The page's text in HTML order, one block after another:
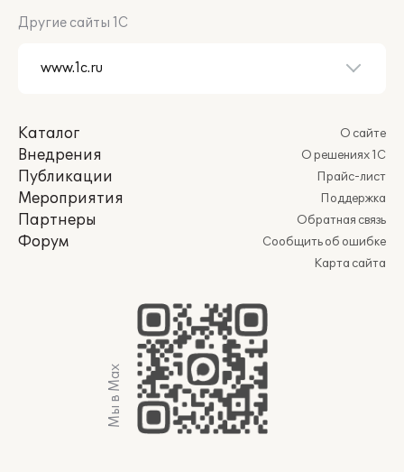
Другие сайты 1С
Каталог
Внедрения
Публикации
Мероприятия
Партнеры
Форум
О сайте
О решениях 1С
Прайс-лист
Поддержка
Обратная связь
Сообщить об ошибке
Карта сайта
Мы в Max